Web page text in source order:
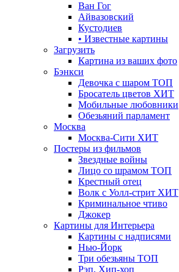
Ван Гог
Айвазовский
Кустодиев
• Известные картины
Загрузить
Картина из ваших фото
Бэнкси
Девочка с шаром ТОП
Бросатель цветов ХИТ
Мобильные любовники
Обезьяний парламент
Москва
Москва-Сити ХИТ
Постеры из фильмов
Звездные войны
Лицо со шрамом ТОП
Крестный отец
Волк с Уолл-стрит ХИТ
Криминальное чтиво
Джокер
Картины для Интерьера
Картины с надписями
Нью-Йорк
Три обезьяны ТОП
Рэп, Хип-хоп